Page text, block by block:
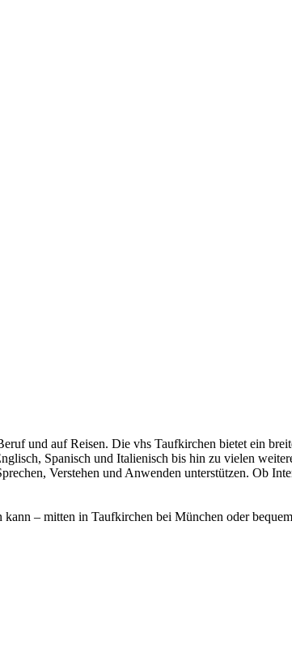
und auf Reisen. Die vhs Taufkirchen bietet ein
Spanisch und Italienisch bis hin zu vielen
Verstehen und Anwenden unterstützen. Ob
– mitten in Taufkirchen bei München oder